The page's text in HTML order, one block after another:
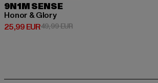
9N1M SENSE
Honor & Glory
25,99 EUR
Prix courant: 25,99 EUR
49,99 EURPrix en promotion: 49,99 EUR